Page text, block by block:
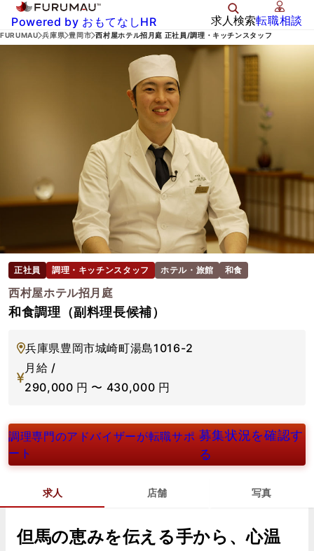
Powered by おもてなしHR 求人検索転職相談
FURUMAU 兵庫県 豊岡市 西村屋ホテル招月庭 正社員/調理・キッチンスタッフ
正社員 調理・キッチンスタッフ ホテル・旅館 和食
西村屋ホテル招月庭
和食調理（副料理長候補）
兵庫県豊岡市城崎町湯島1016-2
月給 /
290,000 円 〜 430,000 円
調理専門のアドバイザーが転職サポ
ート
募集状況を確認す
る
求人 店舗 写真
但馬の恵みを伝える手から、心温